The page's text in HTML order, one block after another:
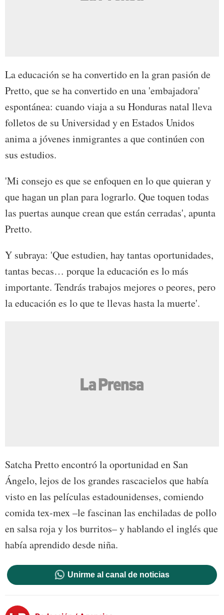
La educación se ha convertido en la gran pasión de
Pretto, que se ha convertido en una 'embajadora'
espontánea: cuando viaja a su Honduras natal lleva
folletos de su Universidad y en Estados Unidos
anima a jóvenes inmigrantes a que continúen con
sus estudios.
'Mi consejo es que se enfoquen en lo que quieran y
que hagan un plan para lograrlo. Que toquen todas
las puertas aunque crean que están cerradas', apunta
Pretto.
Y subraya: 'Que estudien, hay tantas oportunidades,
tantas becas… porque la educación es lo más
importante. Tendrás trabajos mejores o peores, pero
la educación es lo que te llevas hasta la muerte'.
Satcha Pretto encontró la oportunidad en San
Ángelo, lejos de los grandes rascacielos que había
visto en las películas estadounidenses, comiendo
comida tex-mex –le fascinan las enchiladas de pollo
en salsa roja y los burritos– y hablando el inglés que
había aprendido desde niña.
Unirme al canal de noticias